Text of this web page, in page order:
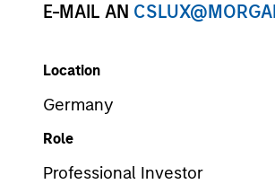
E-MAIL AN
Location
Germany
Role
Professional Investor
YEARS OF INDUSTRY EXPERIENCE
36 Years